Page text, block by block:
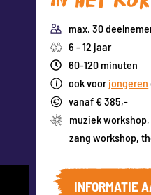
max. 30
6 - 12 jaar
60-120 minuten
ook voorjongeren
vanaf € 385,-
muziek workshop,
zang workshop,
INFORMATIE